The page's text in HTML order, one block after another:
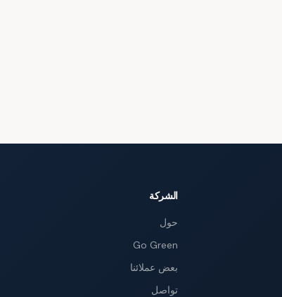
الشركة
حول
Go Green
بعض عملائنا
تواصل